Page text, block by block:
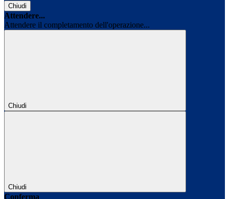
Chiudi
Attendere...
Attendere il completamento dell'operazione...
Chiudi
Chiudi
Conferma